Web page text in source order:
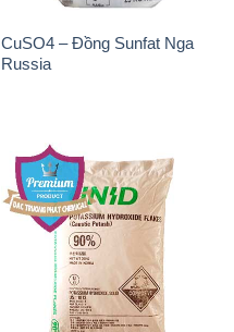
CuSO4 – Đồng Sunfat Nga
Russia